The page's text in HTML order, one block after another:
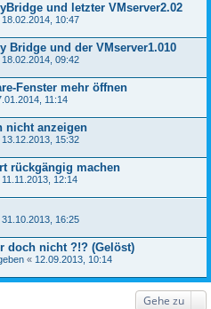
und letzter VMserver2.02
18.02.2014, 10:47
Bridge und der VMserver1.010
18.02.2014, 09:42
Fenster mehr öffnen
11:14
nicht anzeigen
13.12.2013, 15:32
rückgängig machen
11.11.2013, 12:14
31.10.2013, 16:25
doch nicht ?!? (Gelöst)
« 12.09.2013, 10:14
Gehe zu